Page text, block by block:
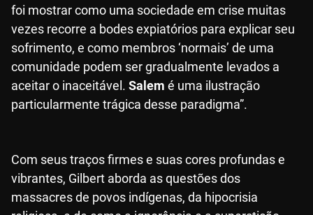
foi mostrar como uma sociedade em crise muitas
vezes recorre a bodes expiatórios para explicar seu
sofrimento, e como membros ‘normais’ de uma
comunidade podem ser gradualmente levados a
aceitar o inaceitável. Salem é uma ilustração
particularmente trágica desse paradigma”.
Com seus traços firmes e suas cores profundas e
vibrantes, Gilbert aborda as questões dos
massacres de povos indígenas, da hipocrisia